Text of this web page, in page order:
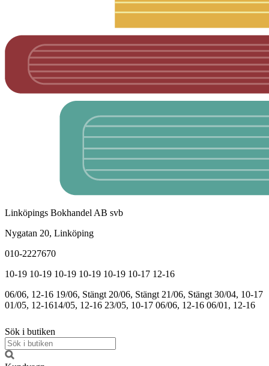
Linköpings Bokhandel AB svb
Nygatan 20, Linköping
010-2227670
10-19 10-19 10-19 10-19 10-19 10-17 12-16
06/06, 12-16 19/06, Stängt 20/06, Stängt 21/06, Stängt 30/04, 10-17
01/05, 12-1614/05, 12-16 23/05, 10-17 06/06, 12-16 06/01, 12-16
Sök i butiken